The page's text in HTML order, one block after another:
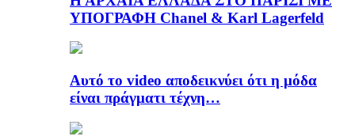
ΥΠΟΓΡΑΦΗ Chanel & Karl Lagerfeld
Αυτό το video αποδεικνύει ότι η μόδα
είναι πράγματι τέχνη…